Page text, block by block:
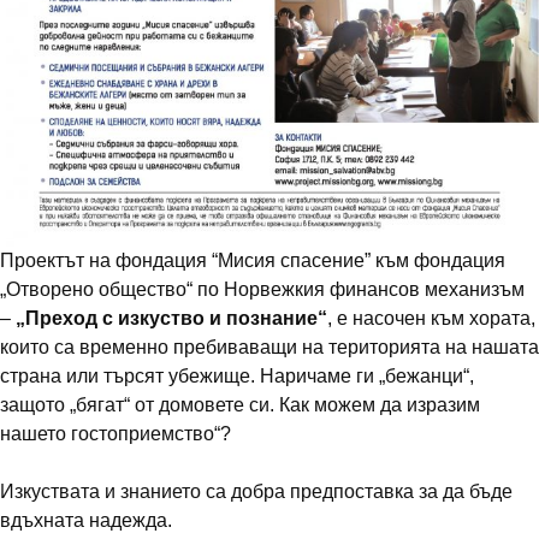
Проектът на фондация “Мисия спасение” към фондация
„Отворено общество“ по Норвежкия финансов механизъм
– „Преход с изкуство и познание“, е насочен към хората,
които са временно пребиваващи на територията на нашата
страна или търсят убежище. Наричаме ги „бежанци“,
защото „бягат“ от домовете си. Как можем да изразим
нашето гостоприемство“?
Изкуствата и знанието са добра предпоставка за да бъде
вдъхната надежда.